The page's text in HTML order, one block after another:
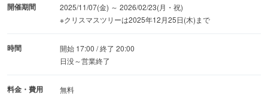
開催期間
2025/11/07(金) ～ 2026/02/23(月・祝)
※クリスマスツリーは2025年12月25日(木)まで
時間
開始 17:00 / 終了 20:00
日没～営業終了
料金・費用 無料